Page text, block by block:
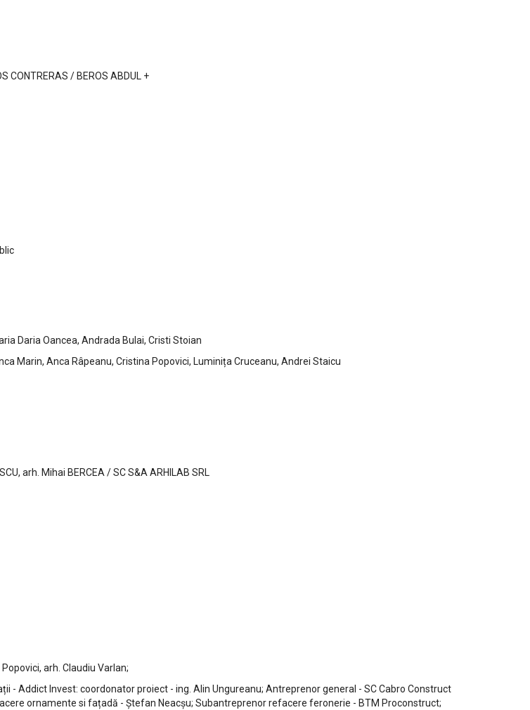
CONTRERAS / BEROS ABDUL +
Daria Oancea, Andrada Bulai, Cristi Stoian
Marin, Anca Râpeanu, Cristina Popovici, Luminița Cruceanu, Andrei Staicu
arh. Mihai BERCEA / SC S&A ARHILAB SRL
arh. Claudiu Varlan;
- Addict Invest: coordonator proiect - ing. Alin Ungureanu; Antreprenor general - SC Cabro Construct
ornamente si fațadă - Ștefan Neacșu; Subantreprenor refacere feronerie - BTM Proconstruct;